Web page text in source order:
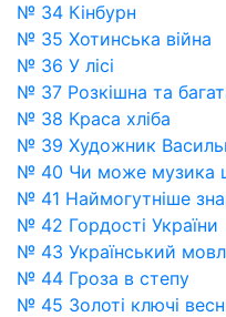
№ 34 Кінбурн
№ 35 Хотинська війна
№ 36 У лісі
№ 37 Розкішна та
№ 38 Краса хліба
№ 39 Художник
№ 40 Чи може музика
№ 41 Наймогутніше
№ 42 Гордості України
№ 43 Український
№ 44 Гроза в степу
№ 45 Золоті ключі